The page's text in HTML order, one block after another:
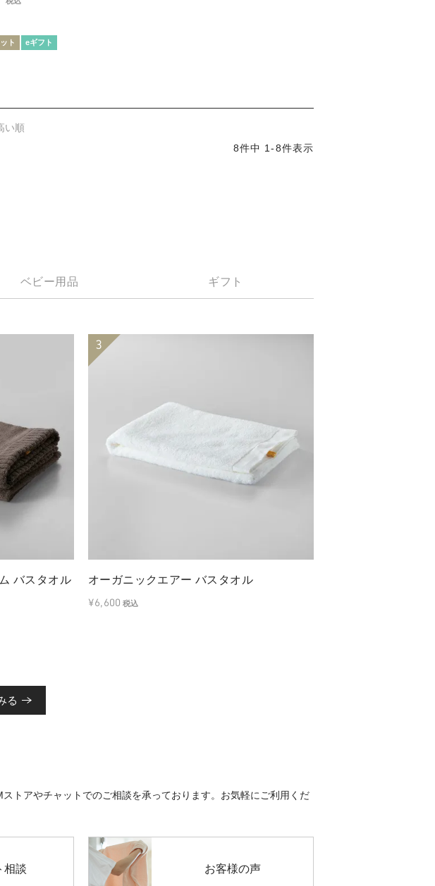
ト eギフト
い順
8件中 1-8件表示
ベビー用品 ギフト
バスタオル
オーガニックエアー バスタオル
¥6,600 税込
る
トアやチャットでのご相談を承っております。お気軽にご利用くだ
相談 お客様の声